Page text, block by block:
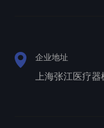
企业地址